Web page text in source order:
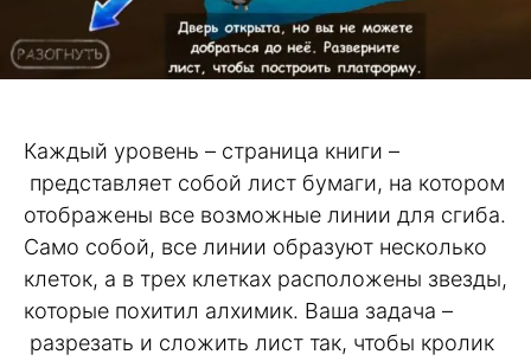
Каждый уровень – страница книги –
представляет собой лист бумаги, на котором
отображены все возможные линии для сгиба.
Само собой, все линии образуют несколько
клеток, а в трех клетках расположены звезды,
которые похитил алхимик. Ваша задача –
разрезать и сложить лист так, чтобы кролик